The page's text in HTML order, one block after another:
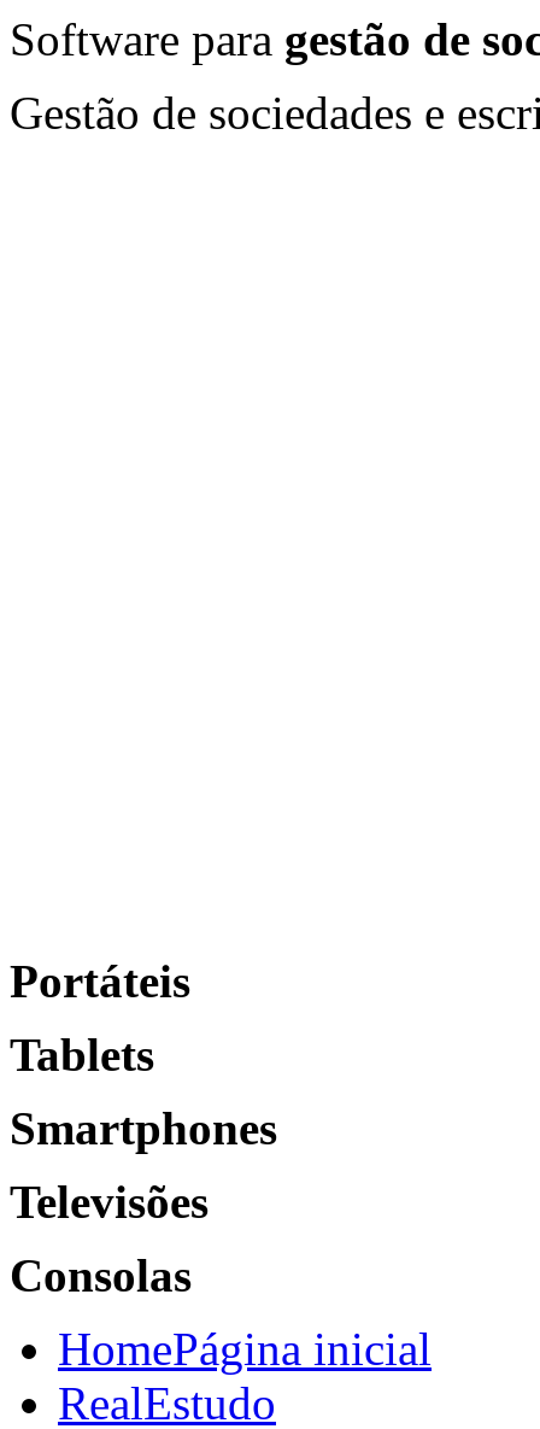
Software para gestão de
Gestão de sociedades e
Portáteis
Tablets
Smartphones
Televisões
Consolas
HomePágina inicial
RealEstudo